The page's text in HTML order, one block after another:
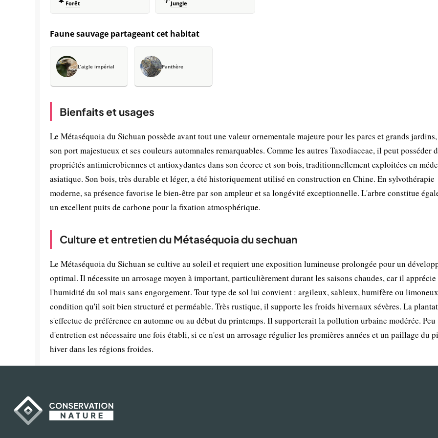
Forêt Jungle
Faune sauvage partageant cet habitat
L’aigle impérial Panthère
Bienfaits et usages
Le Métaséquoia du Sichuan possède avant tout une valeur ornementale majeure pour les parcs et grands
son port majestueux et ses couleurs automnales remarquables. Comme les autres Taxodiaceae, il peut posséder
propriétés antimicrobiennes et antioxydantes dans son écorce et son bois, traditionnellement exploitées en
asiatique. Son bois, très durable et léger, a été historiquement utilisé en construction en Chine. En sylvothérapie
moderne, sa présence favorise le bien-être par son ampleur et sa longévité exceptionnelle. L'arbre constitue
un excellent puits de carbone pour la fixation atmosphérique.
Culture et entretien du Métaséquoia du sechuan
Le Métaséquoia du Sichuan se cultive au soleil et requiert une exposition lumineuse prolongée pour un
optimal. Il nécessite un arrosage moyen à important, particulièrement durant les saisons chaudes, car il apprécie
l'humidité du sol mais sans engorgement. Tout type de sol lui convient : argileux, sableux, humifère ou
condition qu'il soit bien structuré et perméable. Très rustique, il supporte les froids hivernaux sévères. La
s'effectue de préférence en automne ou au début du printemps. Il supporterait la pollution urbaine modérée. Peu
d'entretien est nécessaire une fois établi, si ce n'est un arrosage régulier les premières années et un paillage du
hiver dans les régions froides.